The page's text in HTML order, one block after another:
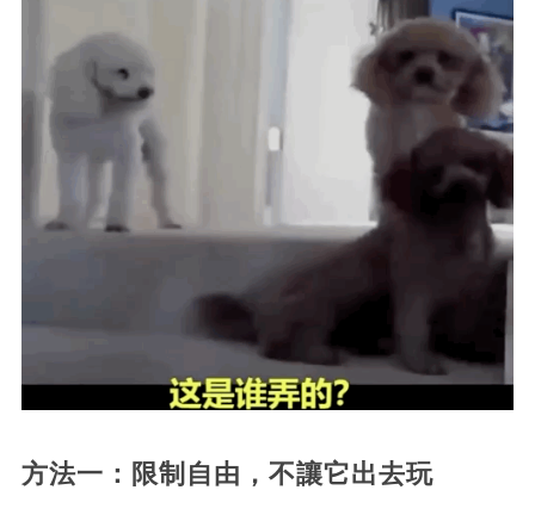
方法一：限制自由，不讓它出去玩